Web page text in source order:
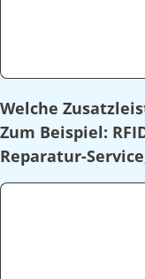
Welche
Zum Beispiel:
Reparatur-